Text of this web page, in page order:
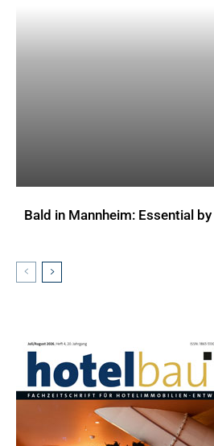
Bald in Mannheim: Essential